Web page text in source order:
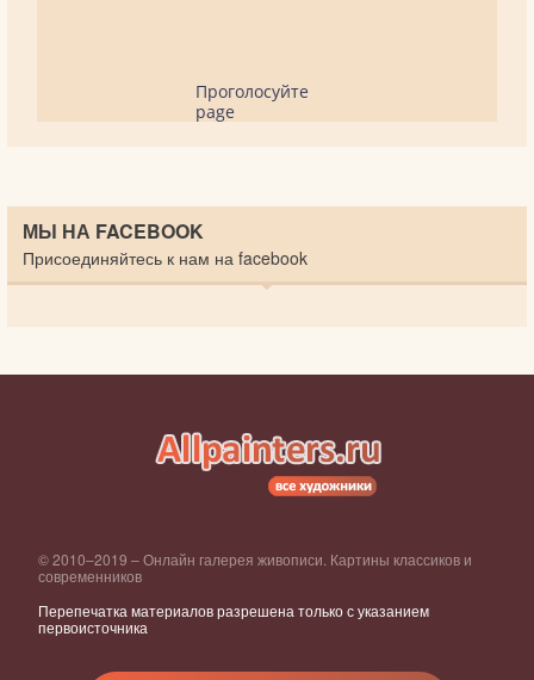
Проголосуйте
page
МЫ НА FACEBOOK
Присоединяйтесь к нам на facebook
© 2010–2019 – Онлайн галерея живописи. Картины классиков и
современников
Перепечатка материалов разрешена только с указанием
первоисточника